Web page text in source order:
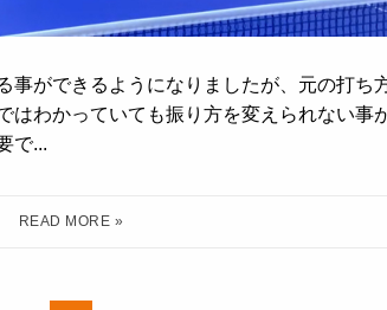
事ができるようになりましたが、元の打ち
わかっていても振り方を変えられない事
で...